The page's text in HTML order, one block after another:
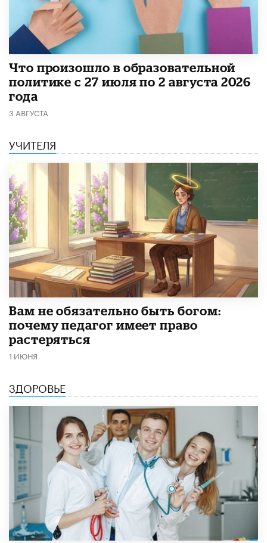
​Что произошло в образовательной
политике с 27 июля по 2 августа 2026
года
3 АВГУСТА
УЧИТЕЛЯ
​Вам не обязательно быть богом:
почему педагог имеет право
растеряться
1 ИЮНЯ
ЗДОРОВЬЕ